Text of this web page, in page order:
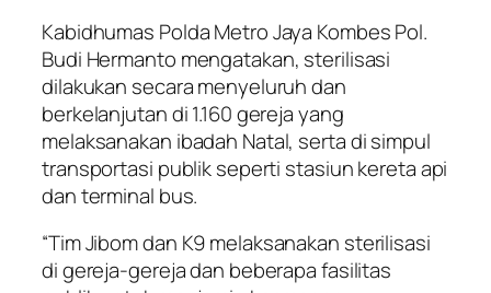
Kabidhumas Polda Metro Jaya Kombes Pol.
Budi Hermanto mengatakan, sterilisasi
dilakukan secara menyeluruh dan
berkelanjutan di 1.160 gereja yang
melaksanakan ibadah Natal, serta di simpul
transportasi publik seperti stasiun kereta api
dan terminal bus.
“Tim Jibom dan K9 melaksanakan sterilisasi
di gereja-gereja dan beberapa fasilitas